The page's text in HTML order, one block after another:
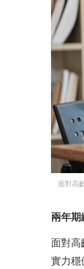
面對高
兩年
面對高
實力穩